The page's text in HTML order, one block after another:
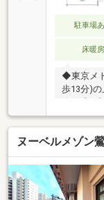
可」のマ
口部には
れており
適に保ち
駐車場
床暖房
◆東京メ
歩13分)
緒が残る
▼建物・
計・ペッ
ルライク
ラウンジ
末完成予
機、浄水
ス交換(浴
ヌーベルメゾン